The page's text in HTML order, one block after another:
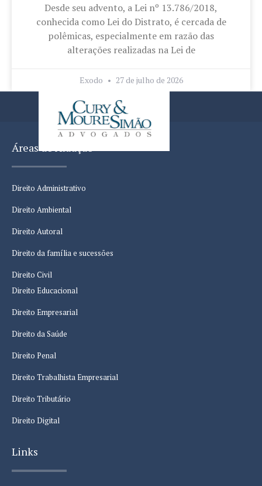
Desde seu advento, a Lei nº 13.786/2018,
conhecida como Lei do Distrato, é cercada de
polêmicas, especialmente em razão das
alterações realizadas na Lei de
Exodo 27 de julho de 2026
Áreas de Atuação
Direito Administrativo
Direito Ambiental
Direito Autoral
Direito da família e sucessões
Direito Civil
Direito Educacional
Direito Empresarial
Direito da Saúde
Direito Penal
Direito Trabalhista Empresarial
Direito Tributário
Direito Digital
Links